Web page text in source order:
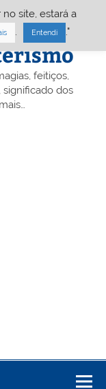
feitiços,
significado dos
site, estará a
Entendi ."